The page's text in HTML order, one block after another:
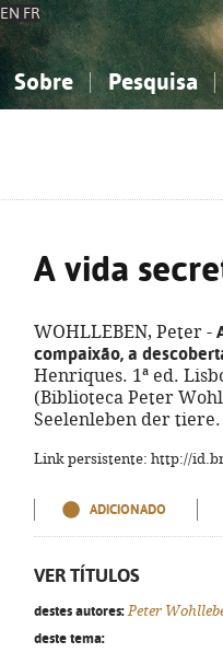
EN FR
Sobre Pesquisa
A vida
WOHLLEBEN, Peter -
compaixão, a
Henriques. 1ª ed.
(Biblioteca Peter
Seelenleben der tiere.
Link persistente: http://
ADICIONADO
VER TÍTULOS
destes autores: Peter
deste tema: